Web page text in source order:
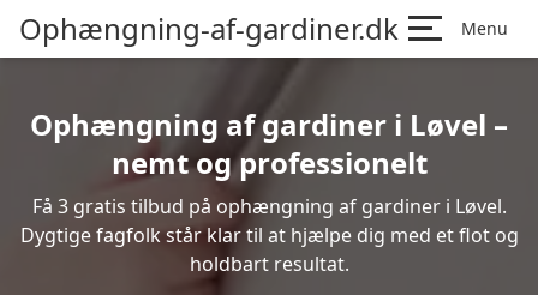
Ophængning-af-gardiner.dk Menu
Ophængning af gardiner i Løvel –
nemt og professionelt
Få 3 gratis tilbud på ophængning af gardiner i Løvel.
Dygtige fagfolk står klar til at hjælpe dig med et flot og
holdbart resultat.